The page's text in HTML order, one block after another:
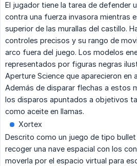
El jugador tiene la tarea de defender
contra una fuerza invasora mientras
superior de las murallas del castillo.
controles precisos y su rango de
arco fuera del juego. Los modelos
representados por figuras negras
Aperture Science que aparecieron en
Además de disparar flechas a estos
los disparos apuntados a objetivos
como aceite en llamas.
Xortex
Descrito como un juego de tipo
recoger una nave espacial con los
moverla por el espacio virtual para